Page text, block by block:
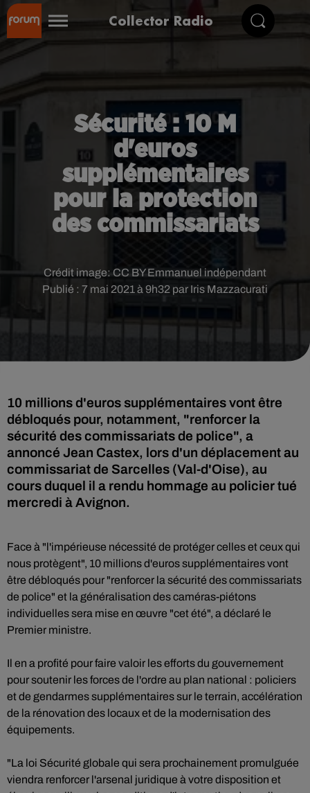
Collector Radio
Sécurité : 10 M
d'euros
supplémentaires
pour la protection
des commissariats
Publié : 7 mai 2021 à 9h32 par Iris Mazzacurati
Crédit image: CC BY Emmanuel indépendant
10 millions d'euros supplémentaires vont être
débloqués pour, notamment, "renforcer la
sécurité des commissariats de police", a
annoncé Jean Castex, lors d'un déplacement au
commissariat de Sarcelles (Val-d'Oise), au
cours duquel il a rendu hommage au policier tué
mercredi à Avignon.
Face à "l'impérieuse nécessité de protéger celles et ceux qui
nous protègent", 10 millions d'euros supplémentaires vont
être débloqués pour "renforcer la sécurité des commissariats
de police" et la généralisation des caméras-piétons
individuelles sera mise en œuvre "cet été", a déclaré le
Premier ministre.
Il en a profité pour faire valoir les efforts du gouvernement
pour soutenir les forces de l'ordre au plan national : policiers
et de gendarmes supplémentaires sur le terrain, accélération
de la rénovation des locaux et de la modernisation des
équipements.
"La loi Sécurité globale qui sera prochainement promulguée
viendra renforcer l'arsenal juridique à votre disposition et